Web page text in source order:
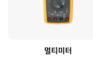
멀티미터